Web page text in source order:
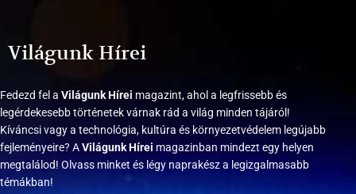
Világunk Hírei
Fedezd fel a Világunk Hírei magazint, ahol a legfrissebb és
legérdekesebb történetek várnak rád a világ minden tájáról!
Kíváncsi vagy a technológia, kultúra és környezetvédelem legújabb
fejleményeire? AVilágunk Hírei magazinban mindezt egy helyen
megtalálod! Olvass minket és légy naprakész a legizgalmasabb
témákban!